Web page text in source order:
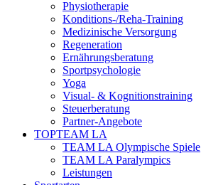
Physiotherapie
Konditions-/Reha-Training
Medizinische Versorgung
Regeneration
Ernährungsberatung
Sportpsychologie
Yoga
Visual- & Kognitionstraining
Steuerberatung
Partner-Angebote
TOPTEAM LA
TEAM LA Olympische Spiele
TEAM LA Paralympics
Leistungen